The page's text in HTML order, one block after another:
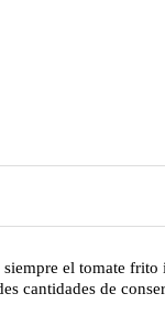
el tomate
cantidades de